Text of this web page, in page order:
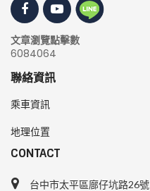
文章瀏覽點擊數
6084064
聯絡資訊
乘車資訊
地理位置
CONTACT
台中市太平區廍仔坑路26號